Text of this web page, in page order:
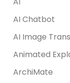
AI Chatbot
AI Image
Animated
ArchiMate